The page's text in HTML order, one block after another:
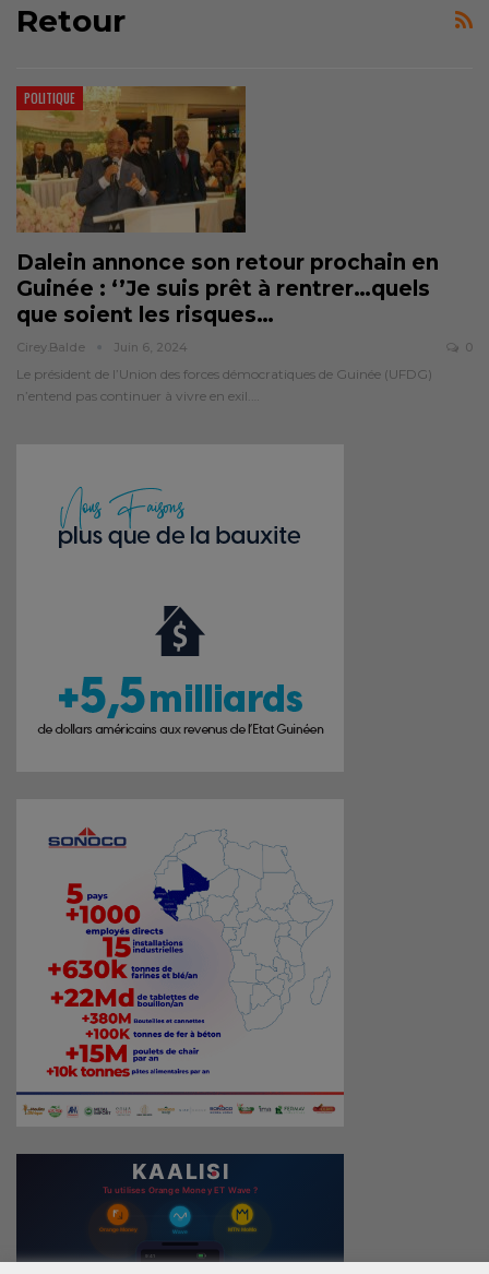
Retour
POLITIQUE
Dalein annonce son retour prochain en
Guinée : ‘’Je suis prêt à rentrer…quels
que soient les risques…
Cirey.balde Juin 6, 2024 0
Le président de l’Union des forces démocratiques de Guinée (UFDG)
n’entend pas continuer à vivre en exil.…